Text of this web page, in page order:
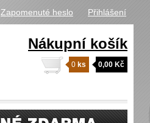
Zapomenuté heslo Přihlášení
Nákupní košík
0,00 Kč
0 ks